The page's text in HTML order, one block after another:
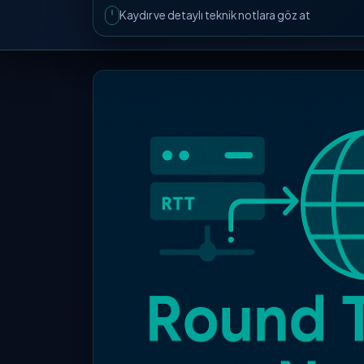
Kaydır ve detaylı teknik notlara göz at